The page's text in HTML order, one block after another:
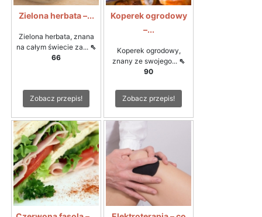
Zielona herbata –...
Zielona herbata, znana
na całym świecie za... ⇖
66
Zobacz przepis!
Koperek ogrodowy
–...
Koperek ogrodowy,
znany ze swojego... ⇖
90
Zobacz przepis!